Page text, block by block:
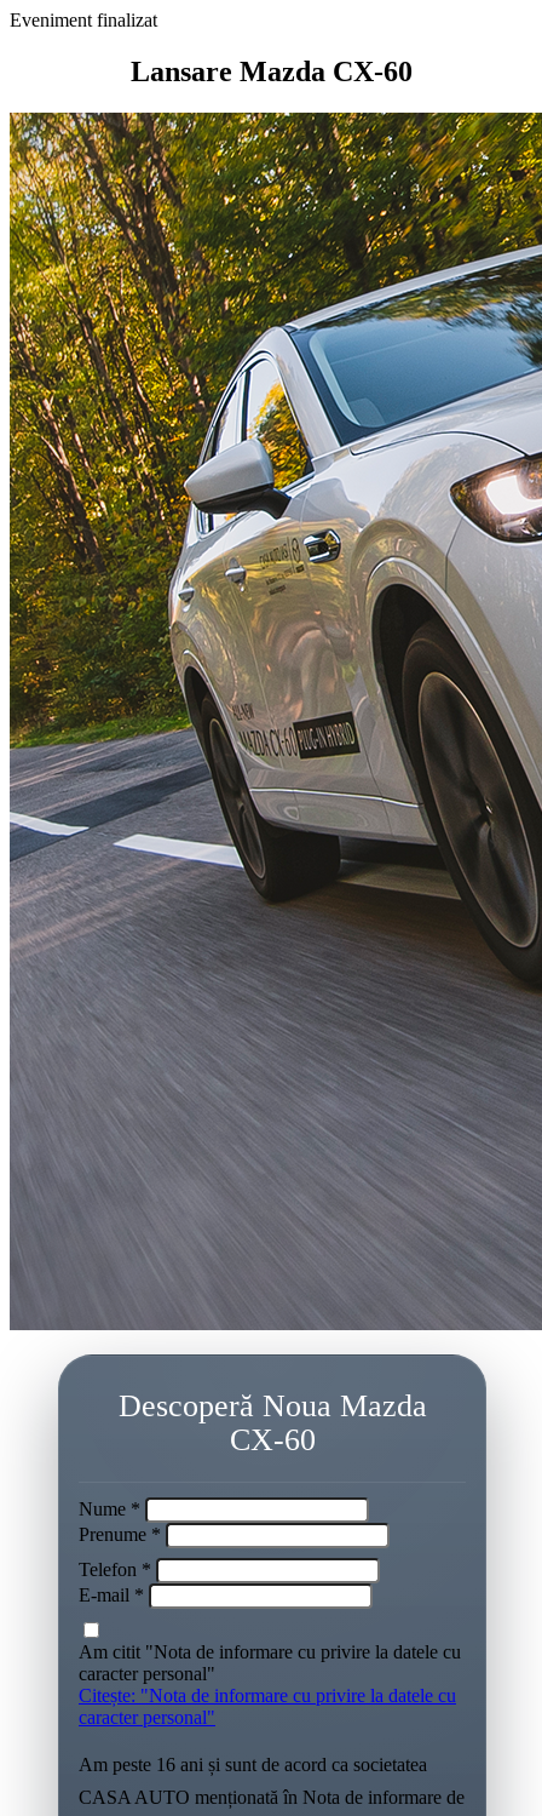
Eveniment finalizat
Lansare Mazda CX-60
Descoperă Noua Mazda
CX-60
Nume *
Prenume *
Telefon *
E-mail *
Am citit "Nota de informare cu privire la datele cu
caracter personal"
Citește: "Nota de informare cu privire la datele cu
caracter personal"
Am peste 16 ani și sunt de acord ca societatea
CASA AUTO menționată în Nota de informare de